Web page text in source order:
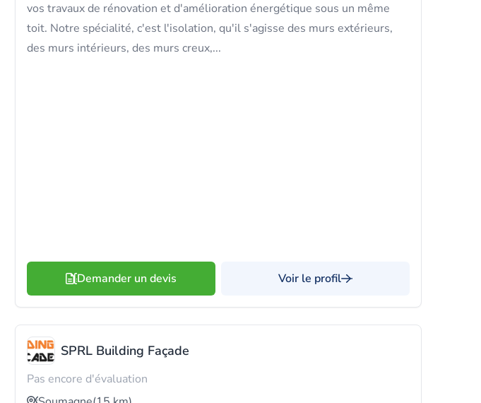
vos travaux de rénovation et d'amélioration énergétique sous un même
toit. Notre spécialité, c'est l'isolation, qu'il s'agisse des murs extérieurs,
des murs intérieurs, des murs creux,...
Demander un devis Voir le profil
SPRL Building Façade
Pas encore d'évaluation